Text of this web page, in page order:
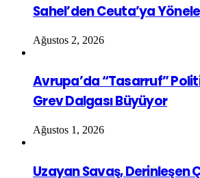
Sahel’den Ceuta’ya
Ağustos 2, 2026
Avrupa’da “Tasarruf”
Grev Dalgası Büyüyor
Ağustos 1, 2026
Uzayan Savaş, Derinleşen